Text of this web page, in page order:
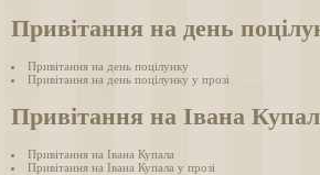
Привітання на день
Привітання на день поцілунку
Привітання на день поцілунку у прозі
Привітання на Івана
Привітання на Івана Купала
Привітання на Івана Купала у прозі